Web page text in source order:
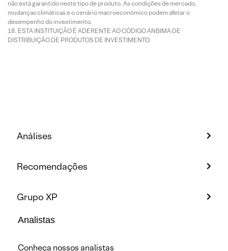
não está garantido neste tipo de produto. As condições de mercado,
mudanças climáticas e o cenário macroeconômico podem afetar o
desempenho do investimento.
ESTA INSTITUIÇÃO É ADERENTE AO CÓDIGO ANBIMA DE
DISTRIBUIÇÃO DE PRODUTOS DE INVESTIMENTO.
Análises
Recomendações
Grupo XP
Analistas
Conheça nossos analistas